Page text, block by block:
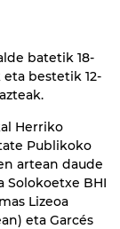
batetik 18-
bestetik 12-
Herriko
Publikoko
artean daude
Solokoetxe BHI
Lizeoa
eta Garcés